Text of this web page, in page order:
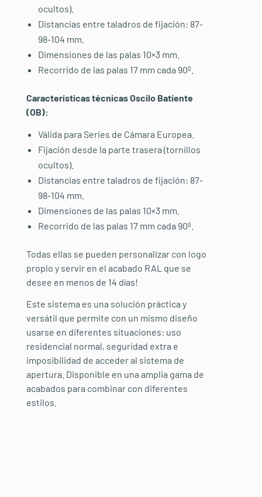
ocultos).
Distancias entre taladros de fijación: 87-
98-104 mm.
Dimensiones de las palas 10×3 mm.
Recorrido de las palas 17 mm cada 90º.
Características técnicas Oscilo Batiente
(OB):
Válida para Series de Cámara Europea.
Fijación desde la parte trasera (tornillos
ocultos).
Distancias entre taladros de fijación: 87-
98-104 mm.
Dimensiones de las palas 10×3 mm.
Recorrido de las palas 17 mm cada 90º.
Todas ellas se pueden personalizar con logo
propio y servir en el acabado RAL que se
desee en menos de 14 días!
Este sistema es una solución práctica y
versátil que permite con un mismo diseño
usarse en diferentes situaciones: uso
residencial normal, seguridad extra e
imposibilidad de acceder al sistema de
apertura. Disponible en una amplia gama de
acabados para combinar con diferentes
estilos.